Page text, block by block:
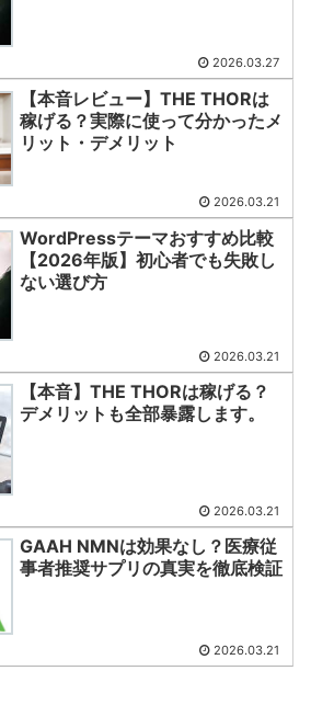
2026.03.27
【本音レビュー】THE THORは
稼げる？実際に使って分かったメ
リット・デメリット
2026.03.21
WordPressテーマおすすめ比較
【2026年版】初心者でも失敗し
ない選び方
2026.03.21
【本音】THE THORは稼げる？
デメリットも全部暴露します。
2026.03.21
GAAH NMNは効果なし？医療従
事者推奨サプリの真実を徹底検証
2026.03.21